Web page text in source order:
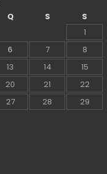
Q S
S
1
6 7
8
13 14
15
20 21
22
27 28
29